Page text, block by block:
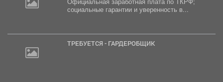
социальные гарантии и уверенность в...
ТРЕБУЕТСЯ - ГАРДЕРОБЩИК